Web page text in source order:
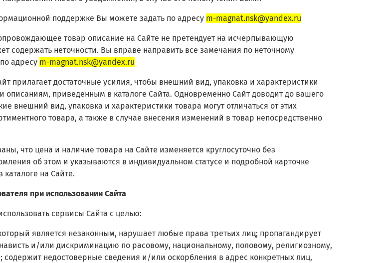
поддержке Вы можете задать по адресу m-magnat.nsk@yandex.ru
товар описание на Сайте не претендует на исчерпывающую
содержать неточности. Вы вправе направить все замечания по неточному
адресу m-magnat.nsk@yandex.ru
прилагает достаточные усилия, чтобы внешний вид, упаковка и характеристики
описаниям, приведенным в каталоге Сайта. Одновременно Сайт доводит до вашего
внешний вид, упаковка и характеристики товара могут отличаться от этих
товара, а также в случае внесения изменений в товар непосредственно
что цена и наличие товара на Сайте изменяется круглосуточно без
об этом и указываются в индивидуальном статусе и подробной карточке
на Сайте.
при использовании Сайта
сервисы Сайта с целью:
который является незаконным, нарушает любые права третьих лиц; пропагандирует
и/или дискриминацию по расовому, национальному, половому, религиозному,
содержит недостоверные сведения и/или оскорбления в адрес конкретных лиц,